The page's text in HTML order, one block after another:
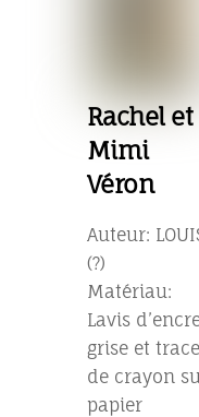
Rachel et
Mimi
Véron
Auteur:
(?)
Matériau:
Lavis
grise et
de crayon
papier